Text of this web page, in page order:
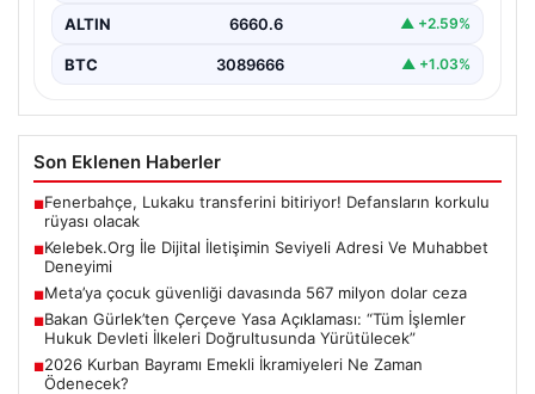
ALTIN 6660.6 ▲ +2.59%
BTC 3089666 ▲ +1.03%
Son Eklenen Haberler
■Fenerbahçe, Lukaku transferini bitiriyor! Defansların korkulu
rüyası olacak
■Kelebek.Org İle Dijital İletişimin Seviyeli Adresi Ve Muhabbet
Deneyimi
■Meta’ya çocuk güvenliği davasında 567 milyon dolar ceza
■Bakan Gürlek’ten Çerçeve Yasa Açıklaması: “Tüm İşlemler
Hukuk Devleti İlkeleri Doğrultusunda Yürütülecek”
■2026 Kurban Bayramı Emekli İkramiyeleri Ne Zaman
Ödenecek?